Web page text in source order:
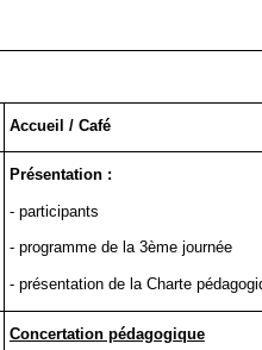
Accueil / Café
Présentation :
- participants
- programme de la 3ème journée
- présentation de la Charte
Concertation pédagogique